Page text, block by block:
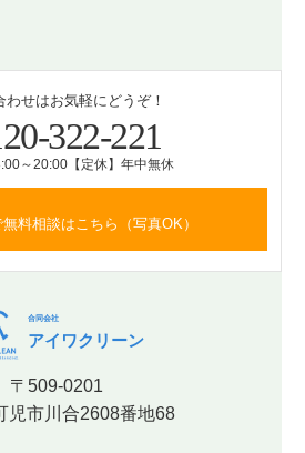
わせはお気軽にどうぞ！
322-221
～20:00【定休】年中無休
無料相談はこちら（写真OK）
合同会社
アイワクリーン
〒509-0201
児市川合2608番地68